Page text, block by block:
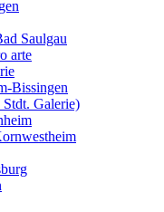
für Künstler
Saulgau
arte
Bissingen
Galerie)